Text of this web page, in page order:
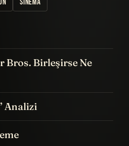
SINEMA
Bros. Birleşirse Ne
Analizi